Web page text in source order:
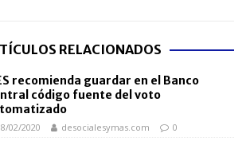
RELACIONADOS
recomienda guardar en el Banco
código fuente del voto
02/2020 desocialesymas.com 0